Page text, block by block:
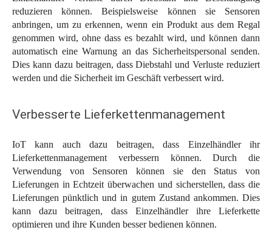
reduzieren können. Beispielsweise können sie Sensoren
anbringen, um zu erkennen, wenn ein Produkt aus dem Regal
genommen wird, ohne dass es bezahlt wird, und können dann
automatisch eine Warnung an das Sicherheitspersonal senden.
Dies kann dazu beitragen, dass Diebstahl und Verluste reduziert
werden und die Sicherheit im Geschäft verbessert wird.
Verbesserte Lieferkettenmanagement
IoT kann auch dazu beitragen, dass Einzelhändler ihr
Lieferkettenmanagement verbessern können. Durch die
Verwendung von Sensoren können sie den Status von
Lieferungen in Echtzeit überwachen und sicherstellen, dass die
Lieferungen pünktlich und in gutem Zustand ankommen. Dies
kann dazu beitragen, dass Einzelhändler ihre Lieferkette
optimieren und ihre Kunden besser bedienen können.